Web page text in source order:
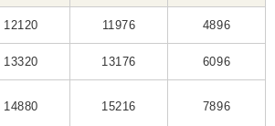
12120 11976 4896
13320 13176 6096
14880 15216 7896